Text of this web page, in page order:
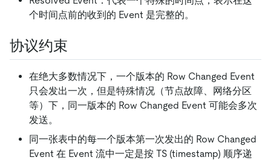
个时间点前的收到的 Event 是完整的。
协议约束
在绝大多数情况下，一个版本的 Row Changed Event
只会发出一次，但是特殊情况（节点故障、网络分区
等）下，同一版本的 Row Changed Event 可能会多次
发送。
同一张表中的每一个版本第一次发出的 Row Changed
Event 在 Event 流中一定是按 TS (timestamp) 顺序递